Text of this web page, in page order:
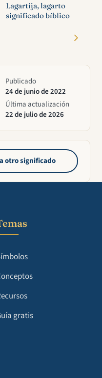
Lagartija, lagarto
significado bíblico
Publicado
24 de junio de 2022
Última actualización
22 de julio de 2026
otro significado
gratis